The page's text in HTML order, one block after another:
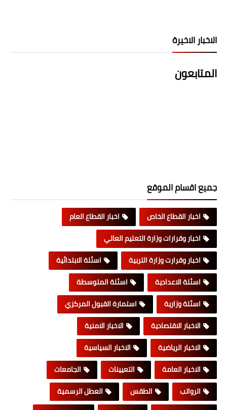
الاخبار الاخيرة
المتابعون
جميع اقسام الموقع
اخبار القطاع الخاص
اخبار القطاع العام
اخبار وقرارات وزارة التعليم العالي
اخبار وقرارت وزارة التربية
اسئلة الابتدائية
اسئلة الاعدادية
اسئلة المتوسطة
اسئلة وزارية
استمارة القبول المركزي
الاخبار الاقتصادية
الاخبار الامنية
الاخبار الرياضية
الاخبار السياسية
الاخبار العامة
التعيينات
الجامعات
الرواتب
الطقس
العطل الرسمية